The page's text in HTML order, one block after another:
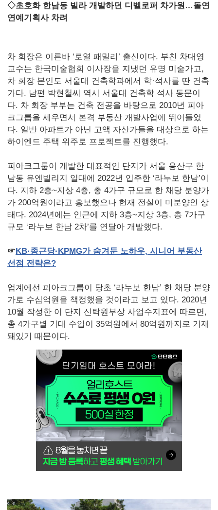
◇초호화 한남동 빌라 개발하던 디벨로퍼 차가원…돌연
연예기획사 차려
차 회장은 이른바 ‘로열 패밀리’ 출신이다. 부친 차대영
교수는 한국미술협회 이사장을 지냈던 유명 미술가고,
차 회장 본인도 서울대 건축학과에서 학·석사를 딴 건축
가다. 남편 박현철씨 역시 서울대 건축학 석사 동문이
다. 차 회장 부부는 건축 전공을 바탕으로 2010년 피아
크그룹을 세우면서 본격 부동산 개발사업에 뛰어들었
다. 일반 아파트가 아닌 고액 자산가들을 대상으로 하는
하이엔드 주택 위주로 프로젝트를 진행했다.
피아크그룹이 개발한 대표적인 단지가 서울 용산구 한
남동 유엔빌리지 일대에 2022년 입주한 ‘라누보 한남’이
다. 지하 2층~지상 4층, 총 4가구 규모로 한 채당 분양가
가 200억원이라고 홍보했으나 현재 전실이 미분양인 상
태다. 2024년에는 인근에 지하 3층~지상 3층, 총 7가구
규모 ‘라누보 한남 2차’를 연달아 개발했다.
☞KB·종근당·KPMG가 숨겨둔 노하우, 시니어 부동산
선점 전략은?
업계에선 피아크그룹이 당초 ‘라누보 한남’ 한 채당 분양
가로 수십억원을 책정했을 것이라고 보고 있다. 2020년
10월 작성한 이 단지 신탁원부상 사업수지표에 따르면,
총 4가구별 기대 수입이 35억원에서 80억원까지로 기재
돼있기 때문이다.